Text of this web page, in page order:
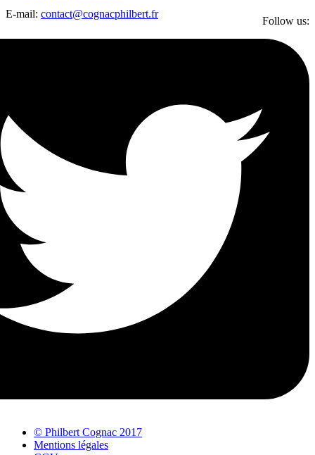
E-mail: contact@cognacphilbert.fr
Follow us:
© Philbert Cognac 2017
Mentions légales